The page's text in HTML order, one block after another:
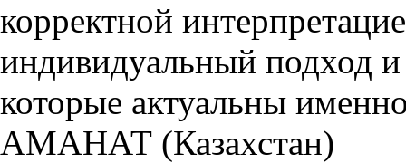
корректной
индивидуальный подход
которые актуальны
АМАНАТ (Казахстан)